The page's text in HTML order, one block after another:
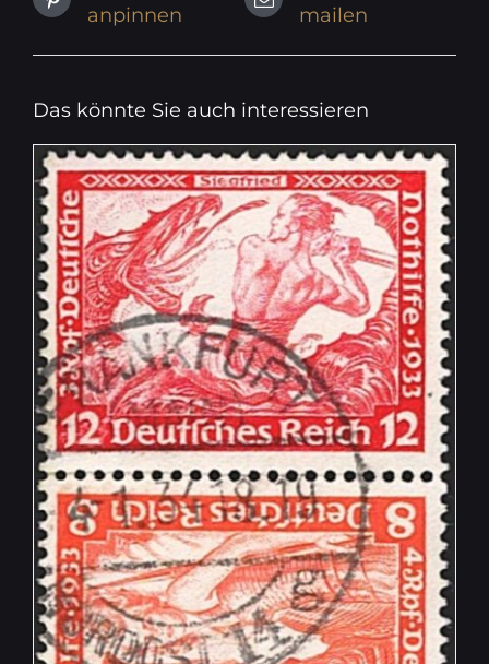
anpinnen
mailen
Das könnte Sie auch interessieren